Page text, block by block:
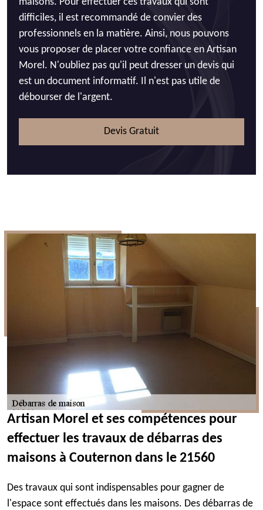
difficiles, il est recommandé de convier des
professionnels en la matière. Ainsi, nous pouvons
vous proposer de placer votre confiance en Artisan
Morel. N'oubliez pas qu'il peut dresser un devis qui
est un document informatif. Il n'est pas utile de
débourser de l'argent.
Devis Gratuit
Artisan Morel et ses compétences pour
effectuer les travaux de débarras des
maisons à Couternon dans le 21560
Des travaux qui sont indispensables pour gagner de
l'espace sont effectués dans les maisons. Des débarras de